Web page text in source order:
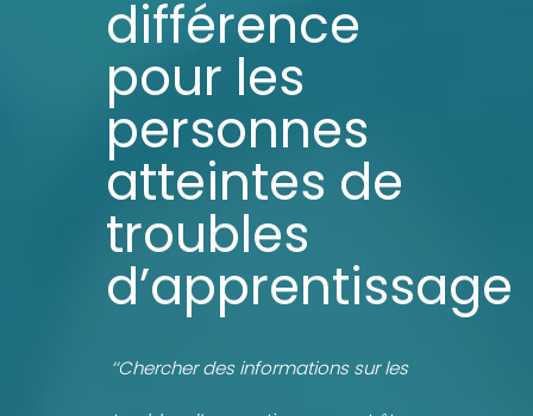
différence
pour les
personnes
atteintes de
troubles
d’apprentissage
‘‘Chercher des informations sur les